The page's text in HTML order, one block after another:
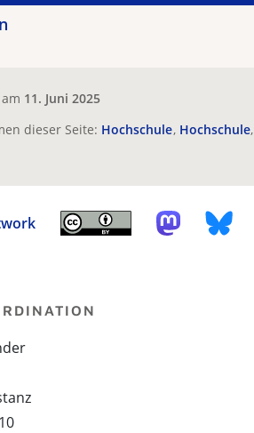
11. Juni 2025
dieser Seite: Hochschule Hochschule